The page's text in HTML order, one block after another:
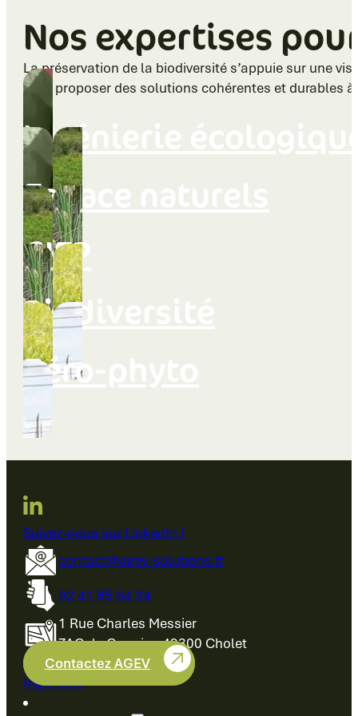
Nos expertises
La préservation de la biodiversité s’appuie sur une
pour proposer des solutions cohérentes et durables
Ingénierie
Espace naturels
GIEP
Biodiversité
Zéro-phyto
Suivez-nous sur LinkedIn !
contact@agev-solutions.fr
02 41 85 64 34
1 Rue Charles Messier
ZAC du Cormier, 49300 Cholet
Contactez AGEV
Ingénierie